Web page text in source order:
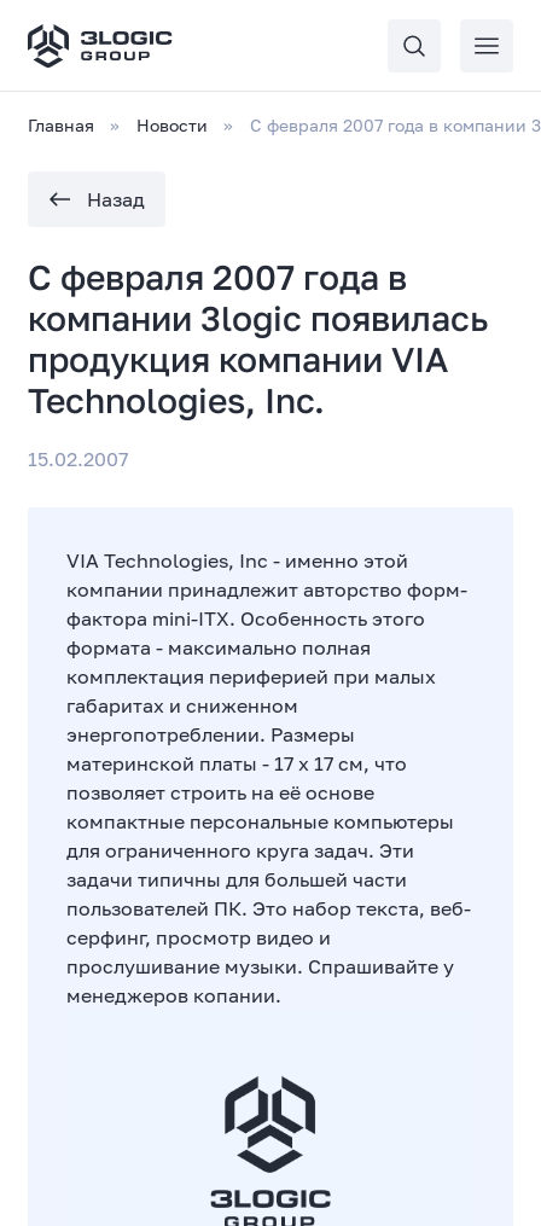
Главная Новости С февраля 2007 года в компании
Назад
С февраля 2007 года в
компании 3logic появилась
продукция компании VIA
Technologies, Inc.
15.02.2007
VIA Technologies, Inc - именно этой
компании принадлежит авторство форм-
фактора mini-ITX. Особенность этого
формата - максимально полная
комплектация периферией при малых
габаритах и сниженном
энергопотреблении. Размеры
материнской платы - 17 х 17 см, что
позволяет строить на её основе
компактные персональные компьютеры
для ограниченного круга задач. Эти
задачи типичны для большей части
пользователей ПК. Это набор текста, веб-
серфинг, просмотр видео и
прослушивание музыки. Спрашивайте у
менеджеров копании.